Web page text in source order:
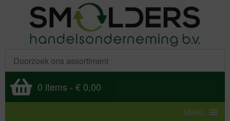
0 items - € 0,00
MENU